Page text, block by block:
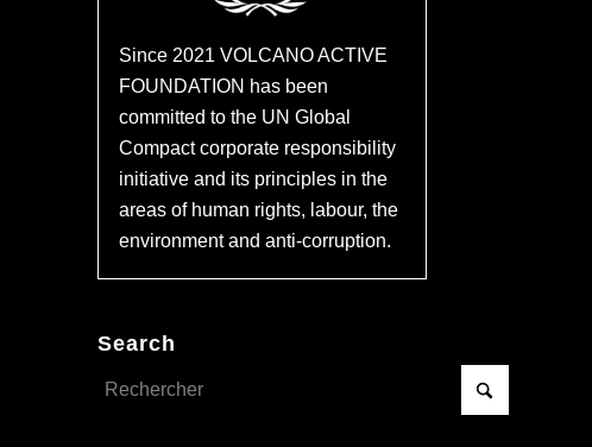
Since 2021 VOLCANO ACTIVE
FOUNDATION has been
committed to the UN Global
Compact corporate responsibility
initiative and its principles in the
areas of human rights, labour, the
environment and anti-corruption.
Search